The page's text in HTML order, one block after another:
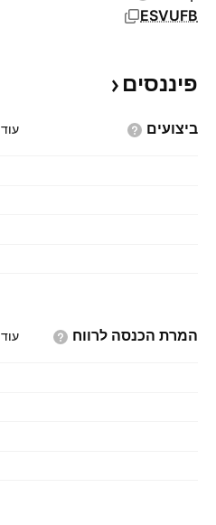
ESVUFB
פיננסים
ביצועים עוד
המרת הכנסה לרווח עוד